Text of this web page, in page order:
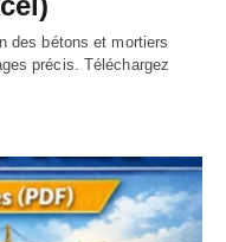
des bétons et mortiers
précis. Téléchargez